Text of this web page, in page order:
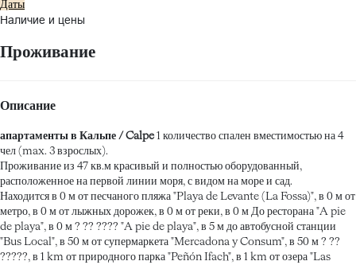
Даты
Наличие и цены
Проживание
Описание
апартаменты в Кальпе / Calpe 1 количество спален вместимостью на 4
чел (max. 3 взрослых).
Проживание из 47 кв.м красивый и полностью оборудованный,
расположенное на первой линии моря, с видом на море и сад.
Находится в 0 м от песчаного пляжа "Playa de Levante (La Fossa)", в 0 м от
метро, в 0 м от лыжных дорожек, в 0 м от реки, в 0 м До ресторана "A pie
de playa", в 0 м ? ?? ???? "A pie de playa", в 5 м до автобусной станции
"Bus Local", в 50 м от супермаркета "Mercadona y Consum", в 50 м ? ??
?????, в 1 km от природного парка "Peñón Ifach", в 1 km от озера "Las